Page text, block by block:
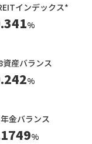
インデックス*
%
産バランス
%
金バランス
%